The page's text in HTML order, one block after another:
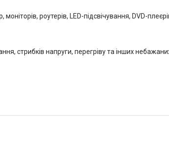
роутерів, LED-підсвічування, DVD-
стрибків напруги, перегріву та інших